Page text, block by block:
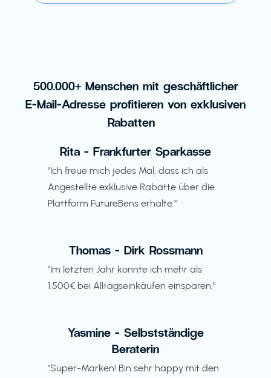
500.000+ Menschen mit geschäftlicher
E-Mail-Adresse profitieren von exklusiven
Rabatten
Rita - Frankfurter Sparkasse
"Ich freue mich jedes Mal, dass ich als
Angestellte exklusive Rabatte über die
Plattform FutureBens erhalte."
Thomas - Dirk Rossmann
"Im letzten Jahr konnte ich mehr als
1.500€ bei Alltagseinkäufen einsparen."
Yasmine - Selbstständige
Beraterin
"Super-Marken! Bin sehr happy mit den